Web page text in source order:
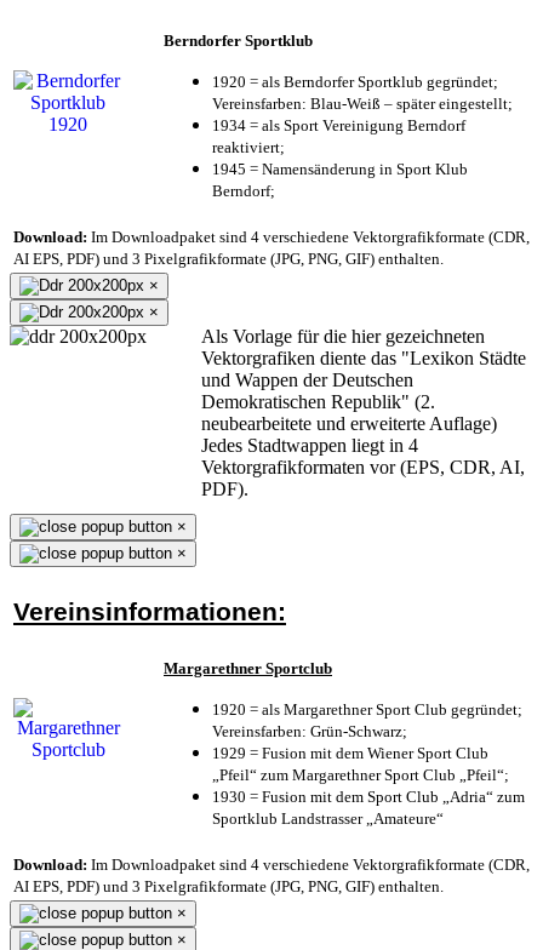
Berndorfer Sportklub
1920 = als Berndorfer Sportklub gegründet;
Vereinsfarben: Blau-Weiß – später eingestellt;
1934 = als Sport Vereinigung Berndorf
reaktiviert;
1945 = Namensänderung in Sport Klub
Berndorf;
Download: Im Downloadpaket sind 4 verschiedene Vektorgrafikformate (CDR,
AI EPS, PDF) und 3 Pixelgrafikformate (JPG, PNG, GIF) enthalten.
×
×
Als Vorlage für die hier gezeichneten
Vektorgrafiken diente das "Lexikon Städte
und Wappen der Deutschen
Demokratischen Republik" (2.
neubearbeitete und erweiterte Auflage)
Jedes Stadtwappen liegt in 4
Vektorgrafikformaten vor (EPS, CDR, AI,
PDF).
×
×
Vereinsinformationen:
Margarethner Sportclub
1920 = als Margarethner Sport Club gegründet;
Vereinsfarben: Grün-Schwarz;
1929 = Fusion mit dem Wiener Sport Club
„Pfeil“ zum Margarethner Sport Club „Pfeil“;
1930 = Fusion mit dem Sport Club „Adria“ zum
Sportklub Landstrasser „Amateure“
Download: Im Downloadpaket sind 4 verschiedene Vektorgrafikformate (CDR,
AI EPS, PDF) und 3 Pixelgrafikformate (JPG, PNG, GIF) enthalten.
×
×